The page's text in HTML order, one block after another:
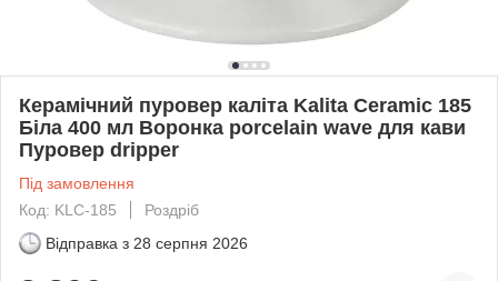
Керамічний пуровер каліта Kalita Ceramic 185
Біла 400 мл Воронка porcelain wave для кави
Пуровер dripper
Під замовлення
Код: KLC-185
Роздріб
Відправка з 28 серпня 2026